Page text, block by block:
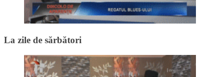
La zile de sărbători